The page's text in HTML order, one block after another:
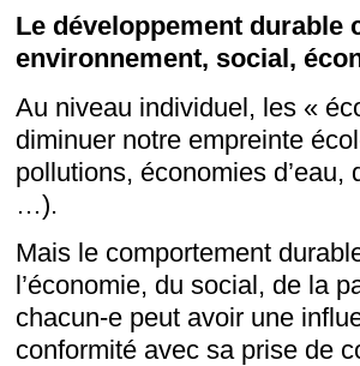
Le développement durable
environnement, social,
Au niveau individuel, les «
diminuer notre empreinte
pollutions, économies d’eau,
…).
Mais le comportement
l’économie, du social, de la
chacun-e peut avoir une
conformité avec sa prise de